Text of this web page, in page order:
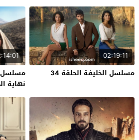
02:19:11
مسلسل الخليفة الحلقة 34
نهاية